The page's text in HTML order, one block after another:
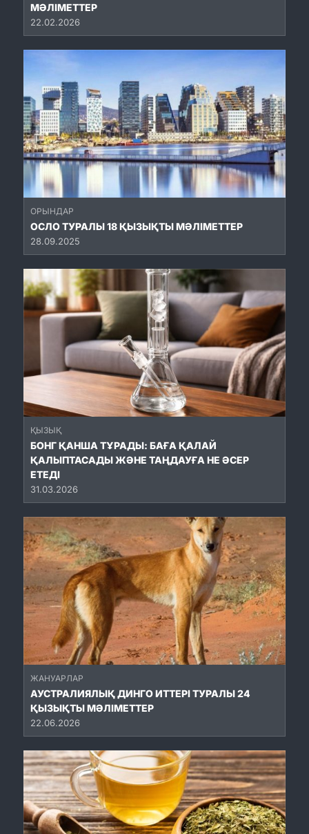
МӘЛІМЕТТЕР
22.02.2026
ОРЫНДАР
ОСЛО ТУРАЛЫ 18 ҚЫЗЫҚТЫ МӘЛІМЕТТЕР
28.09.2025
ҚЫЗЫҚ
БОНГ ҚАНША ТҰРАДЫ: БАҒА ҚАЛАЙ
ҚАЛЫПТАСАДЫ ЖӘНЕ ТАҢДАУҒА НЕ ӘСЕР
ЕТЕДІ
31.03.2026
ЖАНУАРЛАР
АУСТРАЛИЯЛЫҚ ДИНГО ИТТЕРІ ТУРАЛЫ 24
ҚЫЗЫҚТЫ МӘЛІМЕТТЕР
22.06.2026